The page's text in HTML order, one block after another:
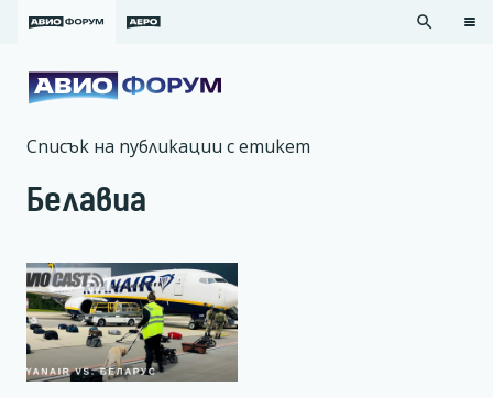
search
Списък на публикации с етикет
Белавиа